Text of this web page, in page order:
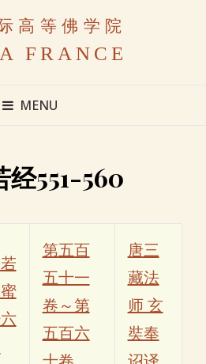
高等佛学院
FRANCE
MENU
经551-560
第五百
五十一
卷～第
五百六
唐三
藏法
师 玄
奘奉